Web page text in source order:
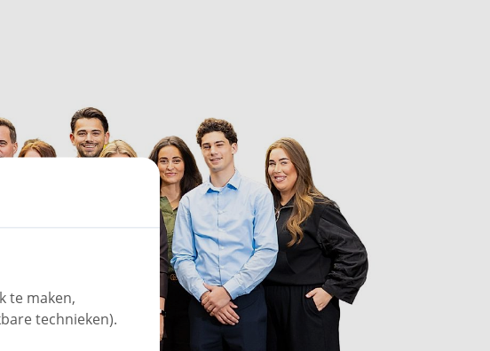
te maken,
technieken).